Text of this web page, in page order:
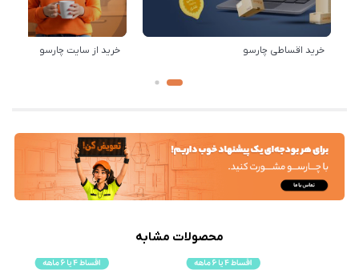
خرید اقساطی چارسو خرید از سایت چارسو
محصولات مشابه